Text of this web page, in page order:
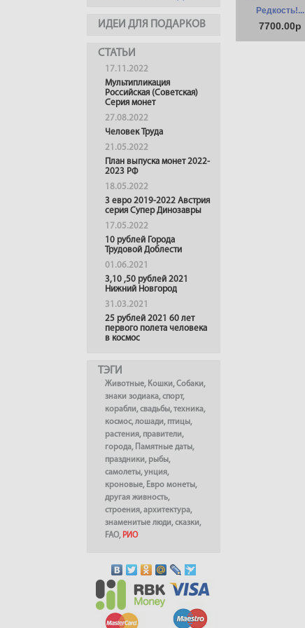
ИДЕИ ДЛЯ ПОДАРКОВ
СТАТЬИ
17.11.2022
Мультипликация
Российская (Советская)
Серия монет
27.08.2022
Человек Труда
21.05.2022
План выпуска монет 2022-
2023 РФ
18.05.2022
3 евро 2019-2022 Австрия
серия Супер Динозавры
17.05.2022
10 рублей Города
Трудовой Доблести
01.06.2021
3,10 ,50 рублей 2021
Нижний Новгород
31.03.2021
25 рублей 2021 60 лет
первого полета человека
в космос
ТЭГИ
Животные, Кошки,Собаки,
знаки зодиака,спорт,
корабли,свадьбы,техника,
космос,лошади, птицы,
растения, правители,
города, Памятные даты,
праздники, рыбы,
самолеты,унция,
кроновые, Евро монеты,
другая живность,
строения,архитектура,
знаменитые люди,сказки,
FAO, РИО
Редкость!...
7700.00р